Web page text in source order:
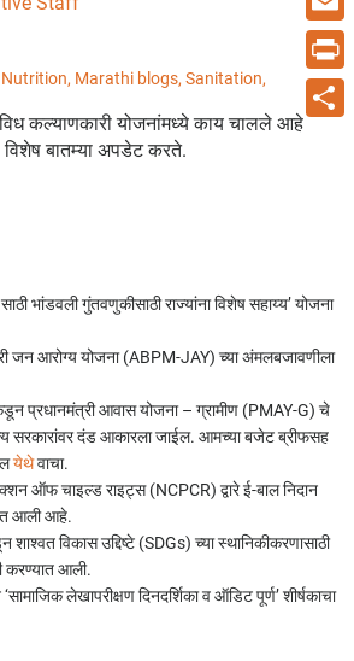
Marathi blogs, Sanitation,
कल्याणकारी योजनांमध्ये काय चालले आहे
विशेष बातम्या अपडेट करते.
भांडवली गुंतवणुकीसाठी राज्यांना विशेष सहाय्य’ योजना
जन आरोग्य योजना (ABPM-JAY) च्या अंमलबजावणीला
प्रधानमंत्री आवास योजना – ग्रामीण (PMAY-G) चे
सरकारांवर दंड आकारला जाईल. आमच्या बजेट ब्रीफसह
येथेवाचा.
ऑफ चाइल्ड राइट्स (NCPCR) द्वारे ई-बाल निदान
आली आहे.
शाश्वत विकास उद्दिष्टे (SDGs) च्या स्थानिकीकरणासाठी
करण्यात आली.
लेखापरीक्षण दिनदर्शिका व ऑडिट पूर्ण’ शीर्षकाचा
Email
Print